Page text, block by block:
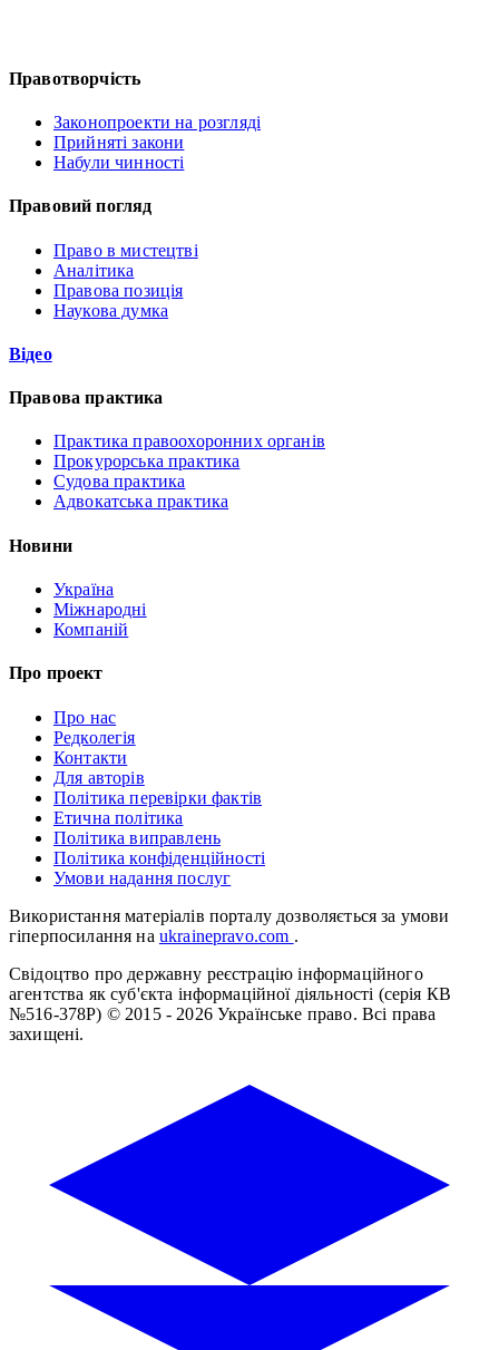
Правотворчість
Законопроекти на розгляді
Прийняті закони
Набули чинності
Правовий погляд
Право в мистецтві
Аналітика
Правова позиція
Наукова думка
Відео
Правова практика
Практика правоохоронних органів
Прокурорська практика
Судова практика
Адвокатська практика
Новини
Україна
Міжнародні
Компаній
Про проект
Про нас
Редколегія
Контакти
Для авторів
Політика перевірки фактів
Етична політика
Політика виправлень
Політика конфіденційності
Умови надання послуг
Використання матеріалів порталу дозволяється за умови
гіперпосилання на ukrainepravo.com .
Свідоцтво про державну реєстрацію інформаційного
агентства як суб'єкта інформаційної діяльності (серія КВ
№516-378Р) © 2015 - 2026 Українське право. Всі права
захищені.